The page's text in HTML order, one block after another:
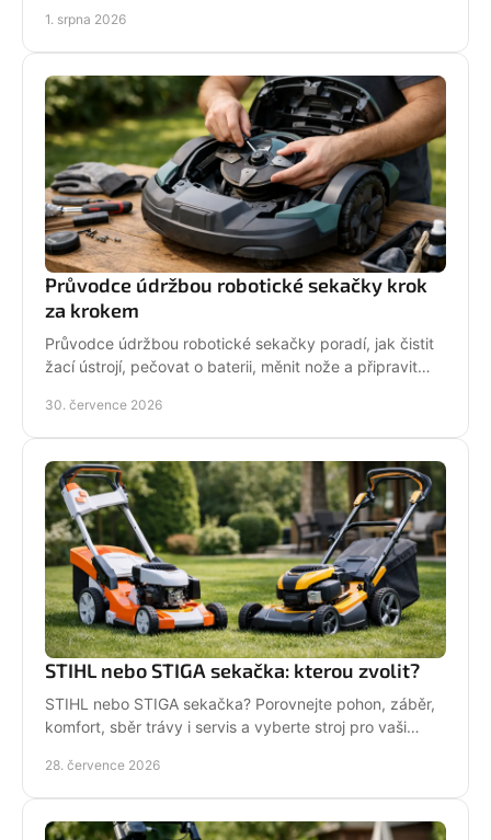
1. srpna 2026
Průvodce údržbou robotické sekačky krok
za krokem
Průvodce údržbou robotické sekačky poradí, jak čistit
žací ústrojí, pečovat o baterii, měnit nože a připravit
30. července 2026
STIHL nebo STIGA sekačka: kterou zvolit?
STIHL nebo STIGA sekačka? Porovnejte pohon, záběr,
komfort, sběr trávy i servis a vyberte stroj pro vaši
28. července 2026